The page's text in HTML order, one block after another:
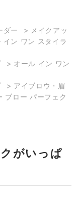
イク】 あなた
にキレイに仕上
いますか？ どん
このメイクなら
い、と思える自
も馴染む大人の
ックをご紹介し
肌はセミマット
ダー > メイクアッ
イン ワン スタイラ
> オール イン ワン
> アイブロウ・眉
ブロー パーフェク
がいっぱ